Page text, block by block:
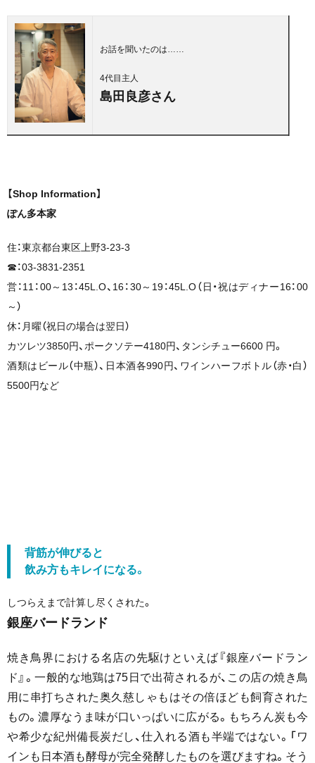
お話を聞いたのは……
4代目主人
島田良彦さん
【Shop Information】
ぽん多本家
住：東京都台東区上野3-23-3
☎︎：03-3831-2351
営：11：00～13：45L.O、16：30～19：45L.O（日・祝はディナー16：00
～）
休：月曜（祝日の場合は翌日）
カツレツ3850円、ポークソテー4180円、タンシチュー6600 円。
酒類はビール（中瓶）、日本酒各990円、ワインハーフボトル（赤・白）
5500円など
背筋が伸びると
飲み方もキレイになる。
しつらえまで計算し尽くされた。
銀座バードランド
焼き鳥界における名店の先駆けといえば『銀座バードラン
ド』。一般的な地鶏は75日で出荷されるが、この店の焼き鳥
用に串打ちされた奥久慈しゃもはその倍ほども飼育された
もの。濃厚なうま味が口いっぱいに広がる。もちろん炭も今
や希少な紀州備長炭だし、仕入れる酒も半端ではない。「ワ
インも日本酒も酵母が完全発酵したものを選びますね。そう